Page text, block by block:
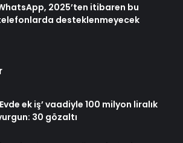
2025’ten itibaren bu
desteklenmeyecek
ek iş’ vaadiyle 100 milyon liralık
30 gözaltı